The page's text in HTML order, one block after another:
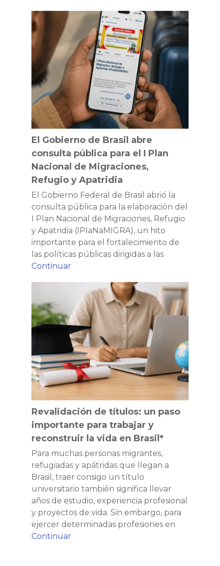
“Refugio
en
Cifras
2025”
con
datos
actualizados
sobre
el
refugio
en
Brasil
El
Gobierno
Brasil
abre
consulta
pública
para
el
I
Plan
Nacional
de
Migraciones,
Refugio
y
Apatridia
El Gobierno de Brasil abre
consulta pública para el I Plan
Nacional de Migraciones,
Refugio y Apatridia
El Gobierno Federal de Brasil abrió la
consulta pública para la elaboración del
I Plan Nacional de Migraciones, Refugio
y Apatridia (IPlaNaMIGRA), un hito
importante para el fortalecimiento de
las políticas públicas dirigidas a las
ContinuarEl
Brasil
abre
consulta
pública
para
el
I
Plan
Nacional
de
Refugio
y
Apatridia
títulos:
un
paso
importante
para
trabajar
y
vida
en
Brasil*
Revalidación de títulos: un paso
importante para trabajar y
reconstruir la vida en Brasil*
Para muchas personas migrantes,
refugiadas y apátridas que llegan a
Brasil, traer consigo un título
universitario también significa llevar
años de estudio, experiencia profesional
y proyectos de vida. Sin embargo, para
ejercer determinadas profesiones en
ContinuarRevalidación